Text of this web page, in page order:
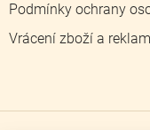
Podmínky ochrany
Vrácení zboží a